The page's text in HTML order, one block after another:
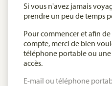
Si vous n'avez jamais
prendre un peu de temps
Pour commencer et afin
compte, merci de bien
téléphone portable ou une
accès.
E-mail ou téléphone